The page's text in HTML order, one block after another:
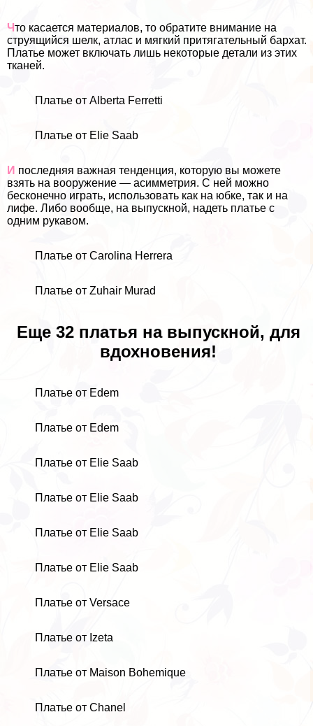
Что касается материалов, то обратите внимание на
струящийся шелк, атлас и мягкий притягательный бархат.
Платье может включать лишь некоторые детали из этих
тканей.
Платье от Alberta Ferretti
Платье от Elie Saab
И последняя важная тенденция, которую вы можете
взять на вооружение — асимметрия. С ней можно
бесконечно играть, использовать как на юбке, так и на
лифе. Либо вообще, на выпускной, надеть платье с
одним рукавом.
Платье от Carolina Herrera
Платье от Zuhair Murad
Еще 32 платья на выпускной, для
вдохновения!
Платье от Edem
Платье от Edem
Платье от Elie Saab
Платье от Elie Saab
Платье от Elie Saab
Платье от Elie Saab
Платье от Versace
Платье от Izeta
Платье от Maison Bohemique
Платье от Chanel